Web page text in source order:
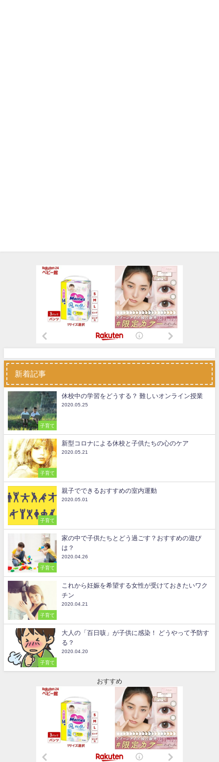
新着記事
子育て
休校中の学習をどうする？ 難しいオンライン授業
2020.05.25
子育て
新型コロナによる休校と子供たちの心のケア
2020.05.21
子育て
親子でできるおすすめの室内運動
2020.05.01
子育て
家の中で子供たちとどう過ごす？おすすめの遊び
は？
2020.04.26
子育て
これから妊娠を希望する女性が受けておきたいワク
チン
2020.04.21
子育て
大人の「百日咳」が子供に感染！ どうやって予防す
る？
2020.04.20
おすすめ